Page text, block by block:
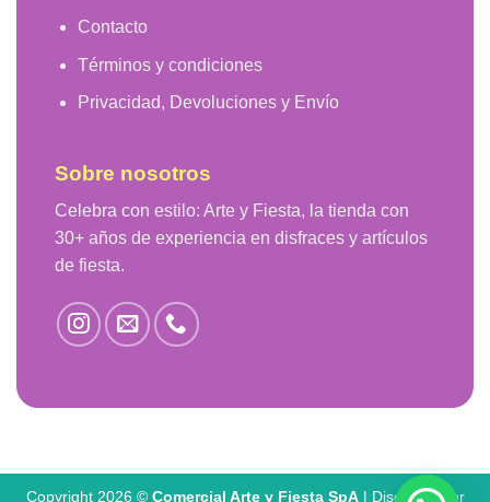
Contacto
Términos y condiciones
Privacidad, Devoluciones y Envío
Sobre nosotros
Celebra con estilo: Arte y Fiesta, la tienda con
30+ años de experiencia en disfraces y artículos
de fiesta.
Copyright 2026 © Comercial Arte y Fiesta SpA| Diseñado por